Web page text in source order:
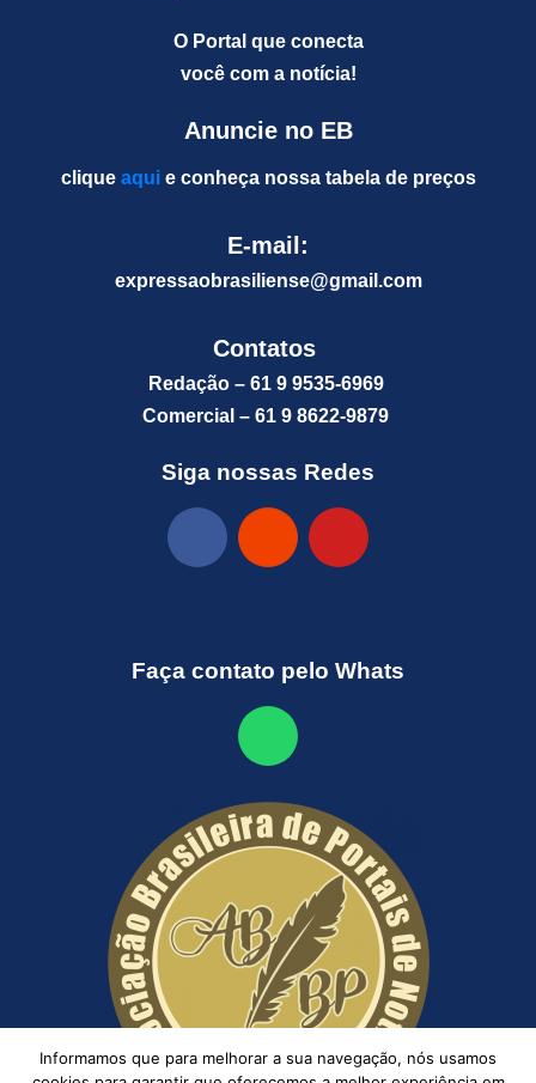
O Portal que conecta
você com a notícia!
Anuncie no EB
clique aquie conheça nossa tabela de preços
E-mail:
expressaobrasiliense@gmail.com
Contatos
Redação – 61 9 9535-6969
Comercial – 61 9 8622-9879
Siga nossas Redes
Faça contato pelo Whats
Informamos que para melhorar a sua navegação, nós usamos